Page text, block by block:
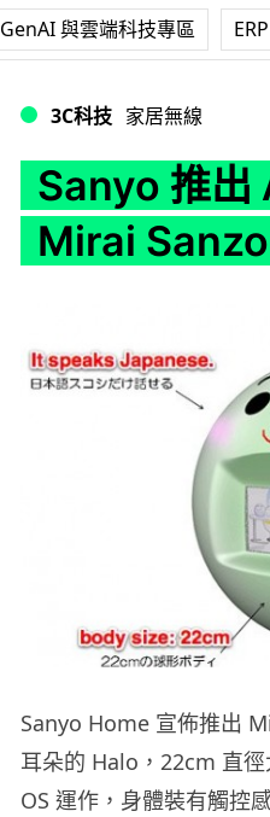
GenAI 與雲端科技專區
3C科技 家居無線
Sanyo 推出
Mirai Sanzo
Sanyo Home 宣佈推出
耳朵的 Halo，22cm 直
OS 運作，身體裝有觸控